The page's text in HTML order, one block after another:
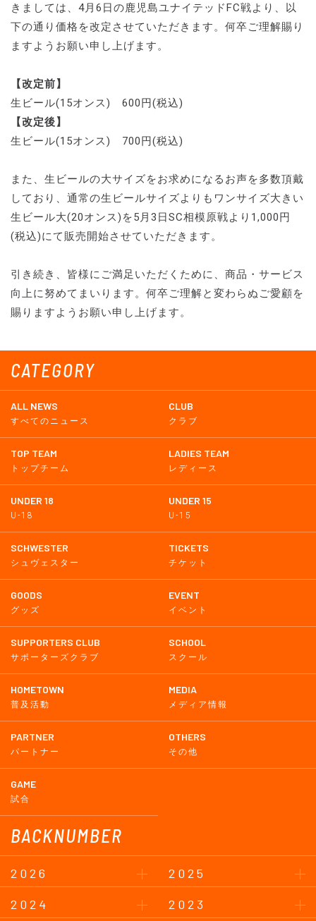
CATEGORY
ALL NEWS
すべてのニュース
CLUB
クラブ
TOP TEAM
トップチーム
LADIES TEAM
レディース
UNDER 18
U-18
UNDER 15
U-15
SCHWESTER
シュヴェスター
TICKETS
チケット
GOODS
グッズ
EVENT
イベント
SUPPORTERS CLUB
サポーターズクラブ
SCHOOL
スクール
HOMETOWN
普及活動
MEDIA
メディア情報
PARTNER
パートナー
OTHERS
その他
GAME
試合
BACKNUMBER
2026
2025
2024
2023
きましては、4月6日の鹿児島ユナイテッドFC戦より、以
下の通り価格を改定させていただきます。何卒ご理解賜り
ますようお願い申し上げます。
【改定前】
生ビール(15オンス) 600円(税込)
【改定後】
生ビール(15オンス) 700円(税込)
また、生ビールの大サイズをお求めになるお声を多数頂戴
しており、通常の生ビールサイズよりもワンサイズ大きい
生ビール大(20オンス)を5月3日SC相模原戦より1,000円
(税込)にて販売開始させていただきます。
引き続き、皆様にご満足いただくために、商品・サービス
向上に努めてまいります。何卒ご理解と変わらぬご愛顧を
賜りますようお願い申し上げます。